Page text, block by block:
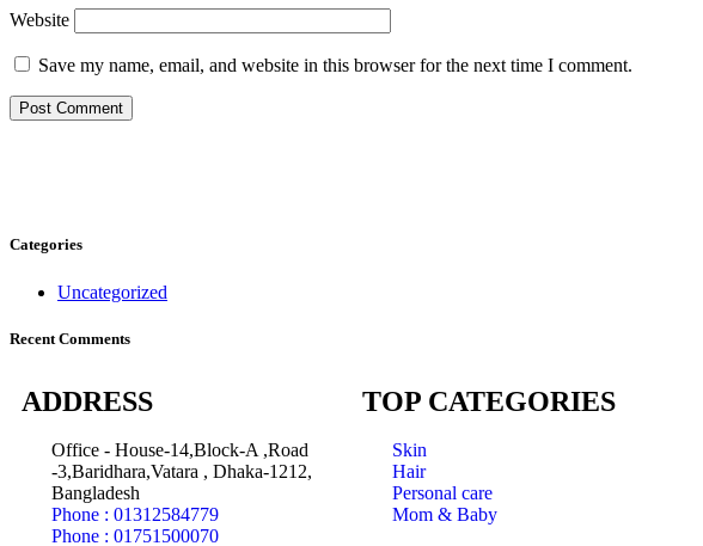
Website
Save my name, email, and website in this browser for the next time I comment.
Categories
Uncategorized
Recent Comments
ADDRESS
Office - House-14,Block-A ,Road
-3,Baridhara,Vatara , Dhaka-1212,
Bangladesh
Phone : 01312584779
Phone : 01751500070
TOP CATEGORIES
Skin
Hair
Personal care
Mom & Baby